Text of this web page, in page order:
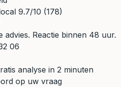
9.7/10 (178)
advies. Reactie binnen 48 uur.
06
analyse in 2 minuten
op uw vraag